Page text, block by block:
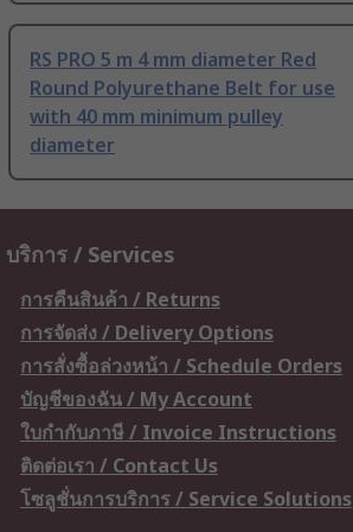
RS PRO 5 m 4 mm diameter Red
Round Polyurethane Belt for use
with 40 mm minimum pulley
diameter
บริการ / Services
การคืนสินค้า / Returns
การจัดส่ง / Delivery Options
การสั่งซื้อล่วงหน้า / Schedule Orders
บัญชีของฉัน / My Account
ใบกำกับภาษี / Invoice Instructions
ติดต่อเรา / Contact Us
โซลูชั่นการบริการ / Service Solutions